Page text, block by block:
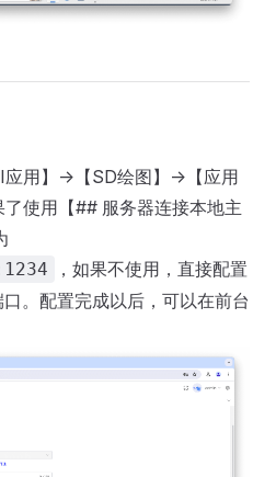
用】->【SD绘图】->【应用
使用【## 服务器连接本地主
，如果不使用，直接配置
。配置完成以后，可以在前台